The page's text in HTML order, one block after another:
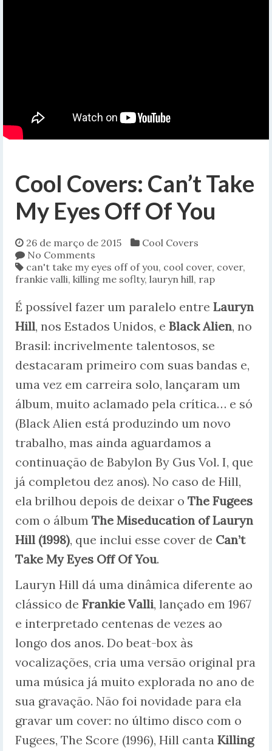
Cool Covers: Can’t Take
My Eyes Off Of You
26 de março de 2015
Cool Covers
No Comments
can't take my eyes off of you, cool cover, cover,
frankie valli, killing me soflty, lauryn hill, rap
É possível fazer um paralelo entre Lauryn
Hill, nos Estados Unidos, e Black Alien, no
Brasil: incrivelmente talentosos, se
destacaram primeiro com suas bandas e,
uma vez em carreira solo, lançaram um
álbum, muito aclamado pela crítica… e só
(Black Alien está produzindo um novo
trabalho, mas ainda aguardamos a
continuação de Babylon By Gus Vol. I, que
já completou dez anos). No caso de Hill,
ela brilhou depois de deixar o The Fugees
com o álbum The Miseducation of Lauryn
Hill (1998), que inclui esse cover de Can’t
Take My Eyes Off Of You.
Lauryn Hill dá uma dinâmica diferente ao
clássico de Frankie Valli, lançado em 1967
e interpretado centenas de vezes ao
longo dos anos. Do beat-box às
vocalizações, cria uma versão original pra
uma música já muito explorada no ano de
sua gravação. Não foi novidade para ela
gravar um cover: no último disco com o
Fugees, The Score (1996), Hill canta Killing